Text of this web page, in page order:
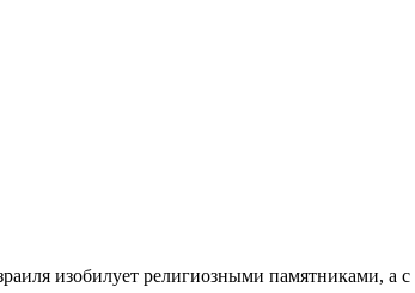
изобилует религиозными памятниками, а